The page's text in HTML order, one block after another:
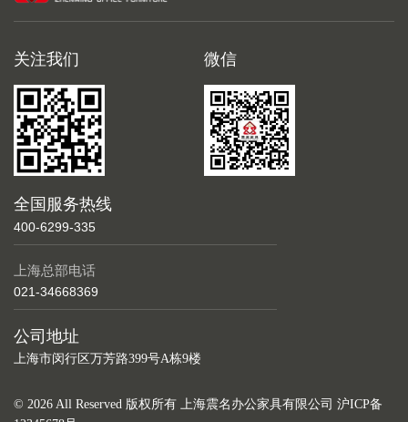
关注我们 微信
全国服务热线
400-6299-335
上海总部电话
021-34668369
公司地址
上海市闵行区万芳路399号A栋9楼
© 2026 All Reserved 版权所有 上海震名办公家具有限公司 沪ICP备